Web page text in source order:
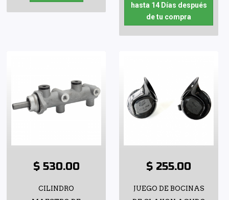
hasta 14 Días después
de tu compra
$ 530.00
CILINDRO
$ 255.00
JUEGO DE BOCINAS